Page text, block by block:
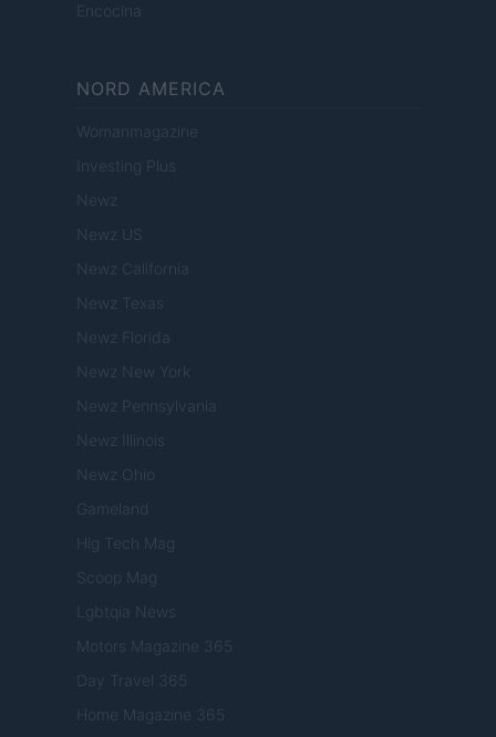
Encocina
NORD AMERICA
Womanmagazine
Investing Plus
Newz
Newz US
Newz California
Newz Texas
Newz Florida
Newz New York
Newz Pennsylvania
Newz Illinois
Newz Ohio
Gameland
Hig Tech Mag
Scoop Mag
Lgbtqia News
Motors Magazine 365
Day Travel 365
Home Magazine 365